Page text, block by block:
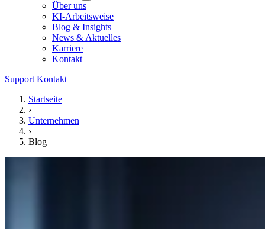
Über uns
KI-Arbeitsweise
Blog & Insights
News & Aktuelles
Karriere
Kontakt
Support Kontakt
Startseite
›
Unternehmen
›
Blog